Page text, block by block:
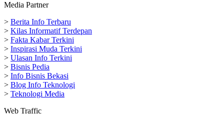
Media Partner
> Berita Info Terbaru
> Kilas Informatif Terdepan
> Fakta Kabar Terkini
> Inspirasi Muda Terkini
> Ulasan Info Terkini
> Bisnis Pedia
> Info Bisnis Bekasi
> Blog Info Teknologi
> Teknologi Media
Web Traffic